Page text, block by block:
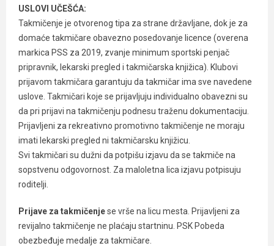
USLOVI UČEŠĆA:
Takmičenje je otvorenog tipa za strane državljane, dok je za
domaće takmičare obavezno posedovanje licence (overena
markica PSS za 2019, zvanje minimum sportski penjač
pripravnik, lekarski pregled i takmičarska knjižica). Klubovi
prijavom takmičara garantuju da takmičar ima sve navedene
uslove. Takmičari koje se prijavljuju individualno obavezni su
da pri prijavi na takmičenju podnesu traženu dokumentaciju.
Prijavljeni za rekreativno promotivno takmičenje ne moraju
imati lekarski pregled ni takmičarsku knjižicu.
Svi takmičari su dužni da potpišu izjavu da se takmiče na
sopstvenu odgovornost. Za maloletna lica izjavu potpisuju
roditelji.
Prijave za takmičenjese vrše na licu mesta. Prijavljeni za
revijalno takmičenje ne plaćaju startninu. PSK Pobeda
obezbeđuje medalje za takmičare.